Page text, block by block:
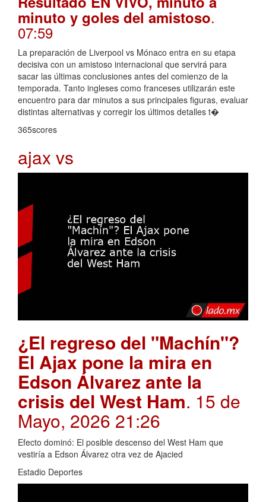
minuto y goles del amistoso.
07:59
La preparación de Liverpool vs Mónaco entra en su etapa
decisiva con un amistoso internacional que servirá para
sacar las últimas conclusiones antes del comienzo de la
temporada. Tanto ingleses como franceses utilizarán este
encuentro para dar minutos a sus principales figuras, evaluar
distintas alternativas y corregir los últimos detalles t�
365scores
ajax vs
¿El regreso del "Machín"?
El Ajax pone la mira en
Edson Álvarez ante la
crisis del West Ham. 15 de
Mayo, 2026 21:26
Efecto dominó: El posible descenso del West Ham que
vestiría a Edson Álvarez otra vez de Ajacied
Estadio Deportes